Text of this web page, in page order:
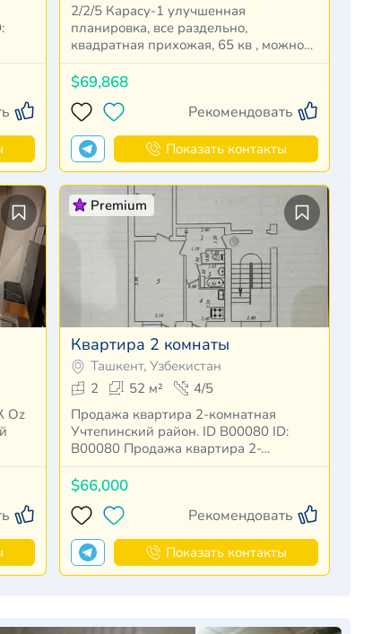
2/2/5 Карасу-1 улучшенная
планировка, все раздельно,
квадратная прихожая, 65 кв , можно
$69,868
Рекомендовать
Показать контакты
Oz
Premium
Квартира 2 комнаты
Ташкент, Узбекистан
2
52 м²
4/5
Продажа квартира 2-комнатная
Учтепинский район. ID B00080 ID:
B00080 Продажа квартира 2-…
$66,000
Рекомендовать
Показать контакты